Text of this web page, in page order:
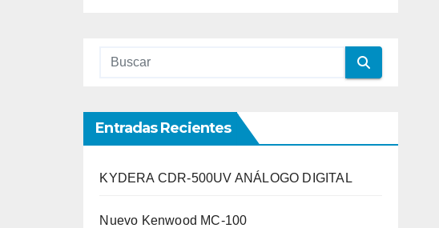
Entradas Recientes
KYDERA CDR-500UV ANÁLOGO DIGITAL
Nuevo Kenwood MC-100